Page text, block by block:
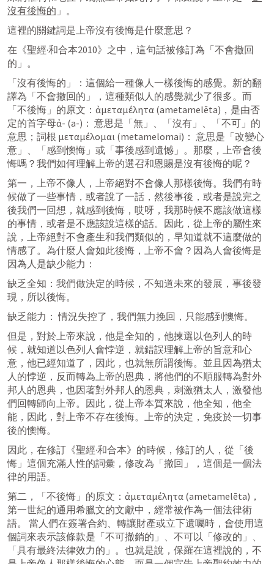
沒有後悔的 」。
這裡的關鍵詞是上帝沒有後悔是什麼意思？
在《聖經·和合本2010》之中，這句話被修訂為「不會撤回
的」。
「沒有後悔的」：這個給一種像人一樣後悔的感覺。新的翻
譯為「不會撤回的」，這種類似人的感覺就少了很多。而
「不後悔」的原文：ἀμεταμέλητα (ametamelēta)，是由否
定的首字母ἀ- (a-)： 意思是「無」、「沒有」、「不可」的
意思；詞根 μεταμέλομαι (metamelomai)： 意思是「改變心
意」、「感到懊悔」或「事後感到遺憾」。那麼，上帝會後
悔嗎？我們如何理解上帝的選召和恩賜是沒有後悔的呢？
第一，上帝不像人，上帝絕對不會像人那樣後悔。我們有時
候做了一些事情，或者說了一話，然後事後，或者是說完之
後我們一回想，就感到後悔，哎呀，我那時候不應該做這樣
的事情，或者是不應該說這樣的話。因此，從上帝的屬性來
說，上帝絕對不會產生和我們類似的，早知道就不這麼做的
情感了。為什麼人會如此後悔，上帝不會？因為人會後悔是
因為人是缺少能力：
缺乏全知：我們做決定的時候，不知道未來的發展，事後發
現，所以後悔。
缺乏能力： 情況失控了，我們無力挽回，只能感到懊悔。
但是，對於上帝來說，他是全知的，他揀選以色列人的時
候，就知道以色列人會悖逆，就錯誤理解上帝的旨意和心
意，他已經知道了，因此，也就無所謂後悔。並且因為猶太
人的悖逆，反而轉為上帝的恩典，將他們的不順服轉為對外
邦人的恩典，也因著對外邦人的恩典，刺激猶太人，激發他
們回轉歸向上帝。因此，從上帝本質來說，他全知，他全
能，因此，對上帝不存在後悔。上帝的決定，免疫於一切事
後的懊悔。
因此，在修訂《聖經·和合本》的時候，修訂的人，從「後
悔」這個充滿人性的詞彙，修改為「撤回」，這個是一個法
律的用語。
第二，「不後悔」的原文：ἀμεταμέλητα (ametamelēta)，
第一世紀的通用希臘文的文獻中，經常被作為一個法律術
語。 當人們在簽署合約、轉讓財產或立下遺囑時，會使用這
個詞來表示該條款是「不可撤銷的」、不可以「修改的」、
「具有最終法律效力的」。也就是說，保羅在這裡說的，不